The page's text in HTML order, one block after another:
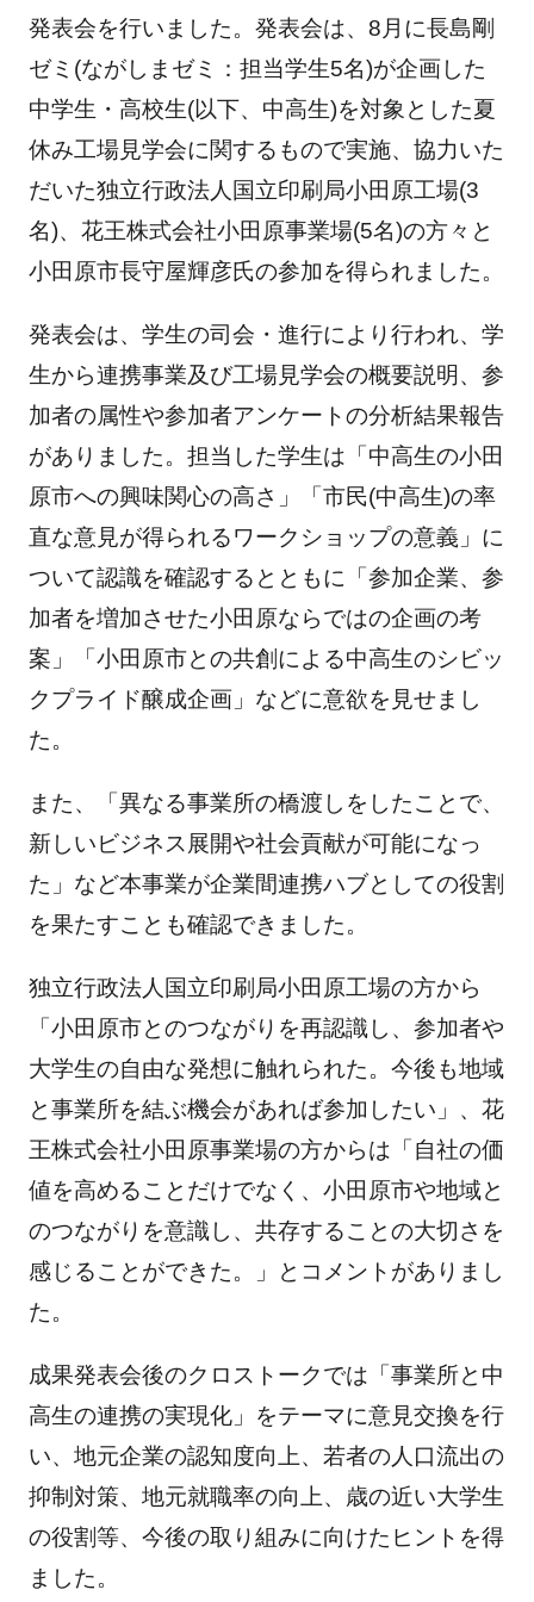
発表会を行いました。発表会は、8月に長島剛
ゼミ(ながしまゼミ：担当学生5名)が企画した
中学生・高校生(以下、中高生)を対象とした夏
休み工場見学会に関するもので実施、協力いた
だいた独立行政法人国立印刷局小田原工場(3
名)、花王株式会社小田原事業場(5名)の方々と
小田原市長守屋輝彦氏の参加を得られました。
発表会は、学生の司会・進行により行われ、学
生から連携事業及び工場見学会の概要説明、参
加者の属性や参加者アンケートの分析結果報告
がありました。担当した学生は「中高生の小田
原市への興味関心の高さ」「市民(中高生)の率
直な意見が得られるワークショップの意義」に
ついて認識を確認するとともに「参加企業、参
加者を増加させた小田原ならではの企画の考
案」「小田原市との共創による中高生のシビッ
クプライド醸成企画」などに意欲を見せまし
た。
また、「異なる事業所の橋渡しをしたことで、
新しいビジネス展開や社会貢献が可能になっ
た」など本事業が企業間連携ハブとしての役割
を果たすことも確認できました。
独立行政法人国立印刷局小田原工場の方から
「小田原市とのつながりを再認識し、参加者や
大学生の自由な発想に触れられた。今後も地域
と事業所を結ぶ機会があれば参加したい」、花
王株式会社小田原事業場の方からは「自社の価
値を高めることだけでなく、小田原市や地域と
のつながりを意識し、共存することの大切さを
感じることができた。」とコメントがありまし
た。
成果発表会後のクロストークでは「事業所と中
高生の連携の実現化」をテーマに意見交換を行
い、地元企業の認知度向上、若者の人口流出の
抑制対策、地元就職率の向上、歳の近い大学生
の役割等、今後の取り組みに向けたヒントを得
ました。